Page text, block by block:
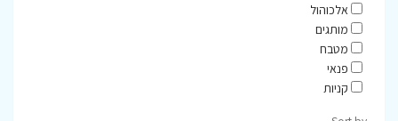
אלכוהול
מותגים
מטבח
פנאי
קניות